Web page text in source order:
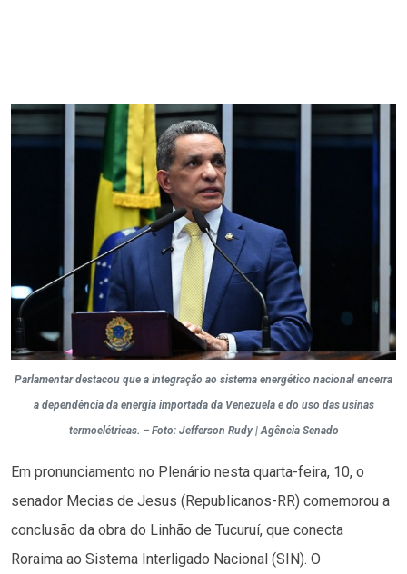
Parlamentar destacou que a integração ao sistema energético nacional encerra
a dependência da energia importada da Venezuela e do uso das usinas
termoelétricas. – Foto: Jefferson Rudy | Agência Senado
Em pronunciamento no Plenário nesta quarta-feira, 10, o
senador Mecias de Jesus (Republicanos-RR) comemorou a
conclusão da obra do Linhão de Tucuruí, que conecta
Roraima ao Sistema Interligado Nacional (SIN). O